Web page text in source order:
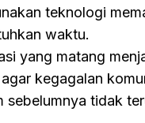
teknologi
waktu.
yang matang
kegagalan
sebelumnya tidak